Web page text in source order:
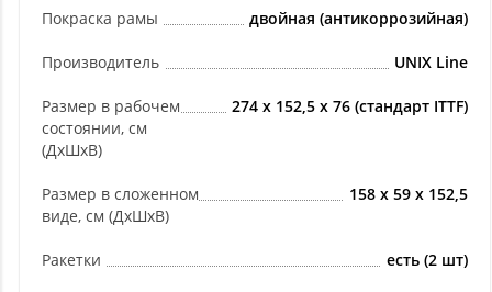
Покраска рамы двойная (антикоррозийная)
Производитель UNIX Line
Размер в рабочем
состоянии, см
(ДхШхВ)
274 х 152,5 х 76 (стандарт ITTF)
Размер в сложенном
виде, см (ДхШхВ)
158 х 59 х 152,5
Ракетки есть (2 шт)